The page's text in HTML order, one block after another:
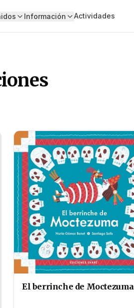
Información Actividades
El berrinche de Moctezuma